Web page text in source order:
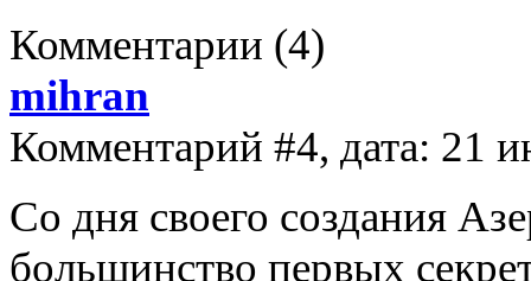
Комментарии (4)
mihran
Комментарий #4, дата: 21
Со дня своего создания
большинство первых